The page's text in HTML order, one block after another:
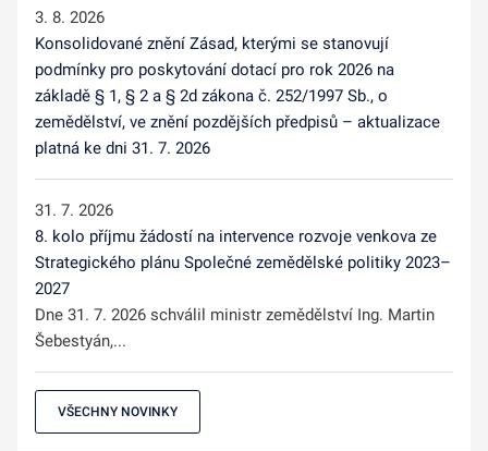
3. 8. 2026
Konsolidované znění Zásad, kterými se stanovují
podmínky pro poskytování dotací pro rok 2026 na
základě § 1, § 2 a § 2d zákona č. 252/1997 Sb., o
zemědělství, ve znění pozdějších předpisů – aktualizace
platná ke dni 31. 7. 2026
31. 7. 2026
8. kolo příjmu žádostí na intervence rozvoje venkova ze
Strategického plánu Společné zemědělské politiky 2023–
2027
Dne 31. 7. 2026 schválil ministr zemědělství Ing. Martin
Šebestyán,...
VŠECHNY NOVINKY